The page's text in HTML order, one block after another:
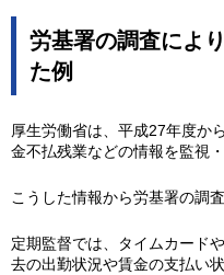
労基署の調査によ
た例
厚生労働省は、平成27年度か
金不払残業などの情報を監視
こうした情報から労基署の調
定期監督では、タイムカード
去の出勤状況や賃金の支払い